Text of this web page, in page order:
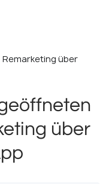
Remarketing über
über